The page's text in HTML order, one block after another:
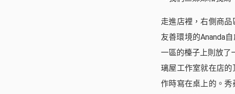
走進店裡，右側商
友善環境的Ananda
一區的檯子上則放了
璃屋工作室就在店
作時寫在桌上的。